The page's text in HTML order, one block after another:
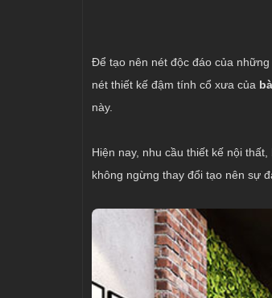
Để tạo nên nét độc đáo của
nét thiết kế đậm tính cổ xưa của
này.
Hiện nay, nhu cầu thiết kế nội thất,
không ngừng thay đổi tạo nên sự